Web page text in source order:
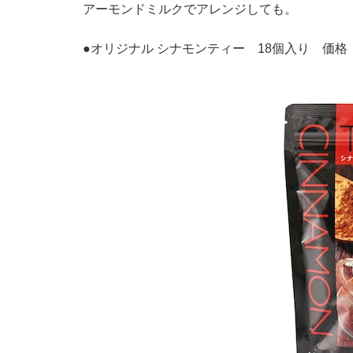
アーモンドミルクでアレンジしても。
●オリジナル シナモンティー 18個入り 価格